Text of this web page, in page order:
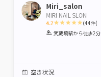
Miri_salon
MIRI NAIL SLON
4.7
1 2 3 4 5
(44件)
武蔵境駅から徒歩2分
空き状況